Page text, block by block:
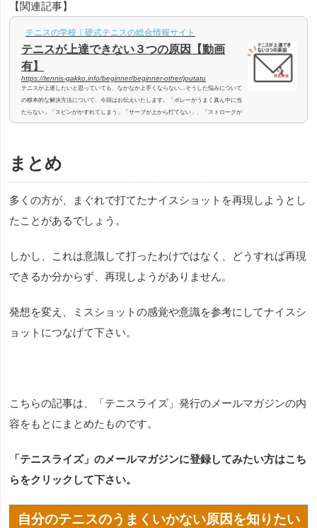
【関連記事】
テニスの学校｜硬式テニスの総合情報サイト
テニスが上達できない３つの原因【動画
有】
https://tennis-gakko.info/beginner/beginner-other/joutatu
テニスが上達したいと思っていても、なかなか上手くならない…そうした悩みについて
の根本的な解決方法について、今回はお伝えいたします。「ボレーがうまく真ん中に当
たらない」「スピンがかすれてしまう」「サーブが上から打てない」、「ストロークが
アウト、ネットしてしまう」など、色々な場面での問題を抱えて、なかなか上達しない
きない3つの原因色々な問...
まとめ
多くの方が、まぐれで打てたナイスショットを再現しようとし
たことがあるでしょう。
しかし、これは意識して打ったわけではなく、どうすれば再現
できるか分からず、再現しようがありません。
発想を変え、ミスショットの感覚や意識を参考にしてナイスシ
ョットにつなげて下さい。
こちらの記事は、「テニスライズ」発行のメールマガジンの内
容をもとにまとめたものです。
「テニスライズ」のメールマガジンに登録してみたい方はこち
らをクリックして下さい。
自分のテニスのうまくいかない原因を知りたい